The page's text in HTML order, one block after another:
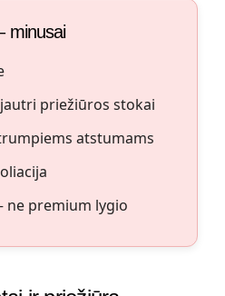
minusai
priežiūros stokai
atstumams
ne premium lygio